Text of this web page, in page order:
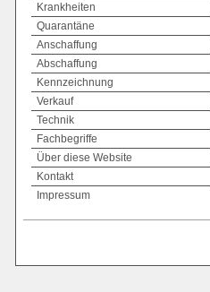
Krankheiten
Quarantäne
Anschaffung
Abschaffung
Kennzeichnung
Verkauf
Technik
Fachbegriffe
Über diese Website
Kontakt
Impressum